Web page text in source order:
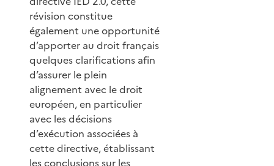
révision constitue
également une opportunité
d’apporter au droit français
quelques clarifications afin
d’assurer le plein
alignement avec le droit
européen, en particulier
avec les décisions
d’exécution associées à
cette directive, établissant
les conclusions sur les